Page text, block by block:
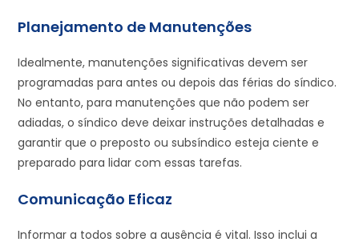
Planejamento de Manutenções
Idealmente, manutenções significativas devem ser
programadas para antes ou depois das férias do síndico.
No entanto, para manutenções que não podem ser
adiadas, o síndico deve deixar instruções detalhadas e
garantir que o preposto ou subsíndico esteja ciente e
preparado para lidar com essas tarefas.
Comunicação Eficaz
Informar a todos sobre a ausência é vital. Isso inclui a